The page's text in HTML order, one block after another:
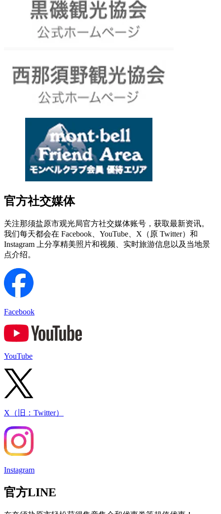
官方社交媒体
关注那须盐原市观光局官方社交媒体账号，获取最新资讯。
我们每天都会在 Facebook、YouTube、X（原 Twitter）和
Instagram 上分享精美照片和视频、实时旅游信息以及当地景
点介绍。
Facebook
YouTube
X（旧：Twitter）
Instagram
官方LINE